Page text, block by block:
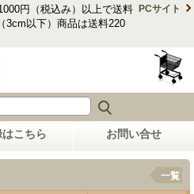
円（税込み）以上で送料
3cm以下）商品は送料220
PCサイト
こちら お問い合せ
一覧